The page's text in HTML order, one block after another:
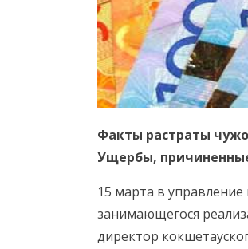
Факты растраты
Ущербы,
15 марта в
занимающегося
директор